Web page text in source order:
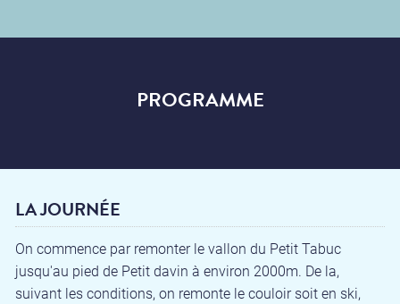
PROGRAMME
LA JOURNÉE
On commence par remonter le vallon du Petit Tabuc
jusqu'au pied de Petit davin à environ 2000m. De la,
suivant les conditions, on remonte le couloir soit en ski,